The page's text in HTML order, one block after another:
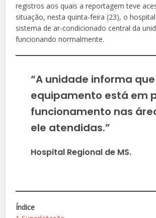
registros aos quais a reportagem teve
situação, nesta quinta-feira (23), o
sistema de ar-condicionado central da
funcionando normalmente.
“A unidade informa
equipamento está em
funcionamento nas
ele atendidas.”
Hospital Regional de MS.
Índice